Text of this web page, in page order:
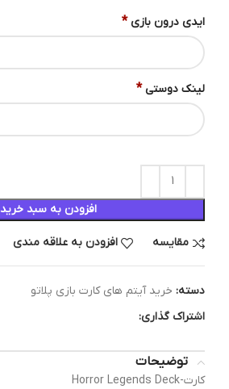
ایدی درون بازی *
لینک دوستی *
افزودن به سبد خرید
مقایسه افزودن به علاقه مندی
دسته: خرید آیتم های کارت بازی پلاتو
اشتراک گذاری:
توضیحات
کارت-Horror Legends Deck